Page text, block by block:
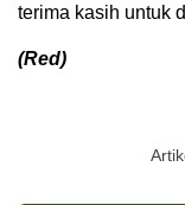
terima kasih untuk
(Red)